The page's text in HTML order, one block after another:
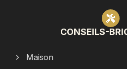
CONSEILS-
Maison